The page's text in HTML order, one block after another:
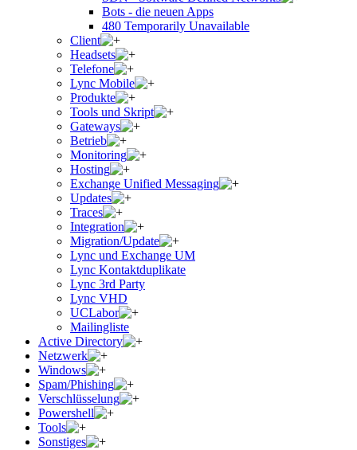
Bots - die neuen Apps
480 Temporarily Unavailable
Client
Headsets
Telefone
Lync Mobile
Produkte
Tools und Skript
Gateways
Betrieb
Monitoring
Hosting
Exchange Unified Messaging
Updates
Traces
Integration
Migration/Update
Lync und Exchange UM
Lync Kontaktduplikate
Lync 3rd Party
Lync VHD
UCLabor
Mailingliste
Active Directory
Netzwerk
Windows
Spam/Phishing
Verschlüsselung
Powershell
Tools
Sonstiges